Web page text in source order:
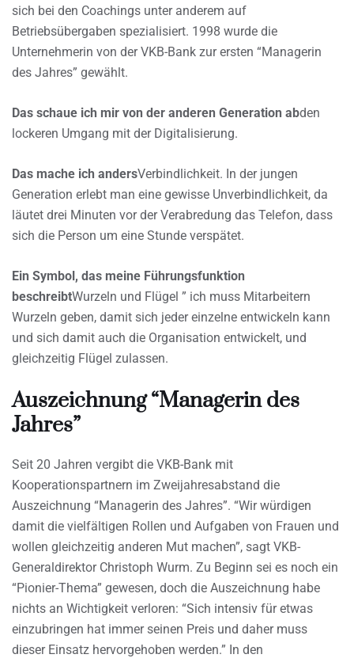
sich bei den Coachings unter anderem auf
Betriebsübergaben spezialisiert. 1998 wurde die
Unternehmerin von der VKB-Bank zur ersten “Managerin
des Jahres” gewählt.
Das schaue ich mir von der anderen Generation abden
lockeren Umgang mit der Digitalisierung.
Das mache ich andersVerbindlichkeit. In der jungen
Generation erlebt man eine gewisse Unverbindlichkeit, da
läutet drei Minuten vor der Verabredung das Telefon, dass
sich die Person um eine Stunde verspätet.
Ein Symbol, das meine Führungsfunktion
beschreibtWurzeln und Flügel ” ich muss Mitarbeitern
Wurzeln geben, damit sich jeder einzelne entwickeln kann
und sich damit auch die Organisation entwickelt, und
gleichzeitig Flügel zulassen.
Auszeichnung “Managerin des
Jahres”
Seit 20 Jahren vergibt die VKB-Bank mit
Kooperationspartnern im Zweijahresabstand die
Auszeichnung “Managerin des Jahres”. “Wir würdigen
damit die vielfältigen Rollen und Aufgaben von Frauen und
wollen gleichzeitig anderen Mut machen”, sagt VKB-
Generaldirektor Christoph Wurm. Zu Beginn sei es noch ein
“Pionier-Thema” gewesen, doch die Auszeichnung habe
nichts an Wichtigkeit verloren: “Sich intensiv für etwas
einzubringen hat immer seinen Preis und daher muss
dieser Einsatz hervorgehoben werden.” In den